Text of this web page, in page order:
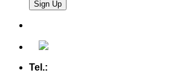
Tel.: